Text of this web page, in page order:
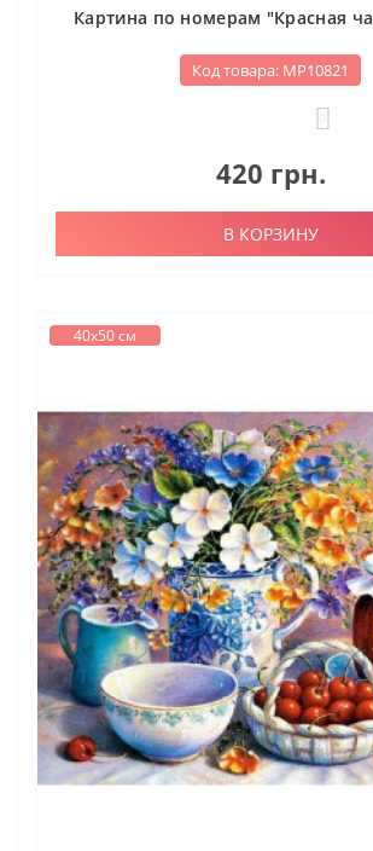
Картина по номерам "Красная
Код товара: МР10821
420 грн.
В КОРЗИНУ
40х50 см